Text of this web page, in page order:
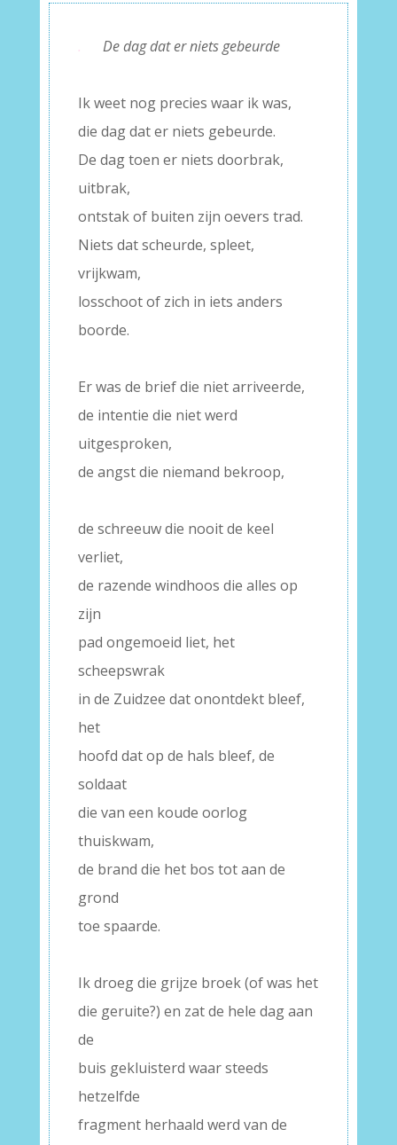
.
De dag dat er niets gebeurde
Ik weet nog precies waar ik was,
die dag dat er niets gebeurde.
De dag toen er niets doorbrak,
uitbrak,
ontstak of buiten zijn oevers trad.
Niets dat scheurde, spleet,
vrijkwam,
losschoot of zich in iets anders
boorde.
Er was de brief die niet arriveerde,
de intentie die niet werd
uitgesproken,
de angst die niemand bekroop,
de schreeuw die nooit de keel
verliet,
de razende windhoos die alles op
zijn
pad ongemoeid liet, het
scheepswrak
in de Zuidzee dat onontdekt bleef,
het
hoofd dat op de hals bleef, de
soldaat
die van een koude oorlog
thuiskwam,
de brand die het bos tot aan de
grond
toe spaarde.
Ik droeg die grijze broek (of was het
die geruite?) en zat de hele dag aan
de
buis gekluisterd waar steeds
hetzelfde
fragment herhaald werd van de